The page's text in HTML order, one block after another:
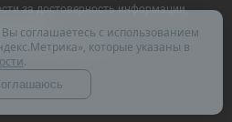
за достоверность информации,
материалы 16+
соглашаетесь с использованием
которые указаны в
.